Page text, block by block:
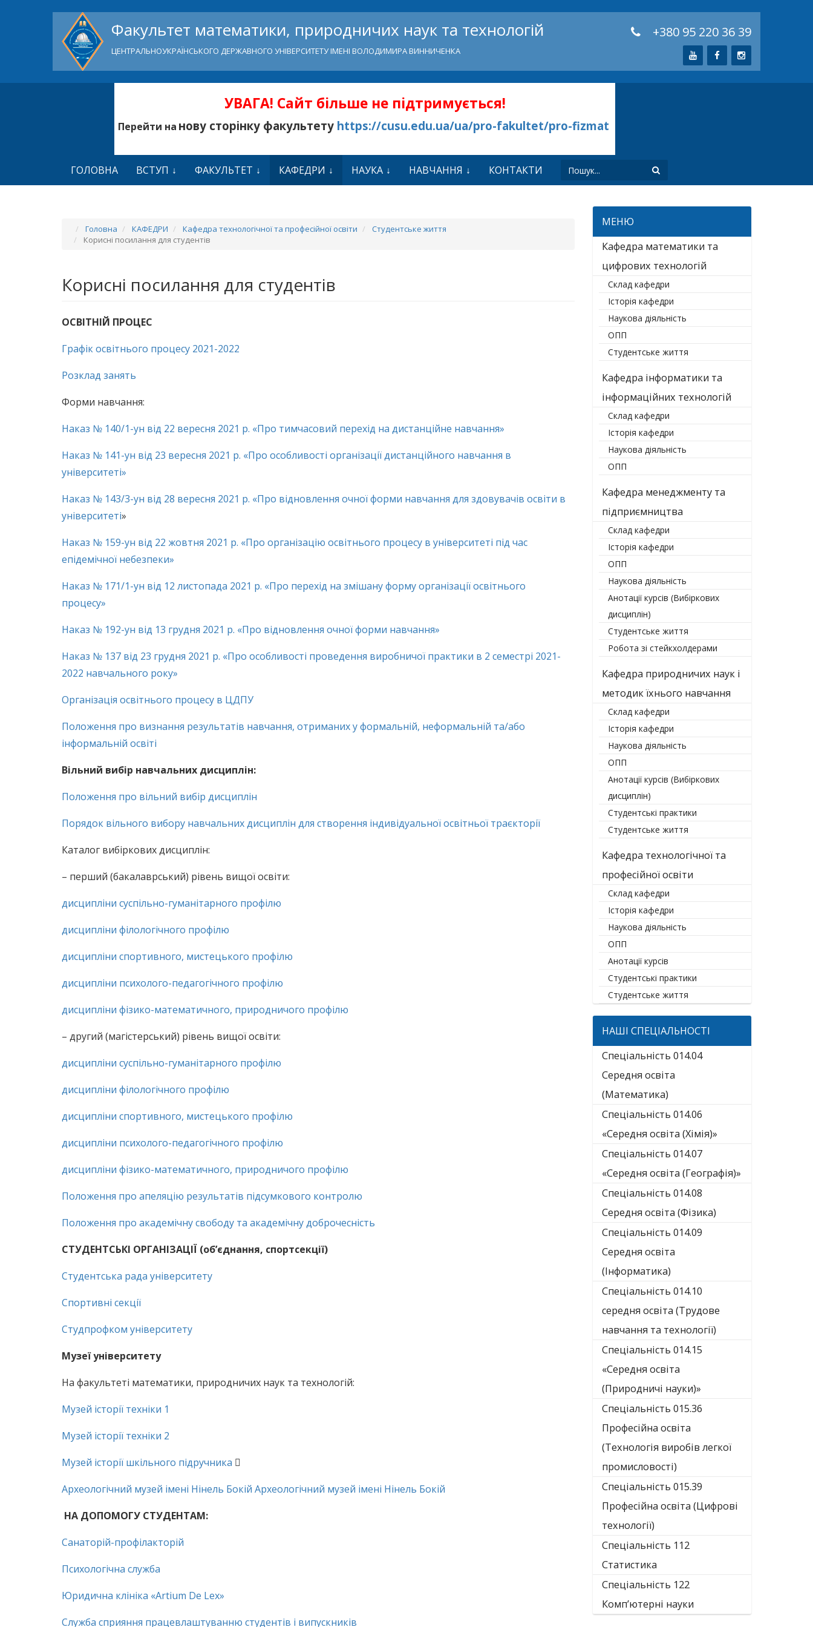
Факультет математики, природничих наук та технологій
ЦЕНТРАЛЬНОУКРАЇНСЬКОГО ДЕРЖАВНОГО УНІВЕРСИТЕТУ ІМЕНІ ВОЛОДИМИРА ВИННИЧЕНКА
+380 95 220 36 39
УВАГА! Сайт більше не підтримується!
Перейти на нову сторінку факультету https://cusu.edu.ua/ua/pro-fakultet/pro-fizmat
ГОЛОВНА ВСТУП ФАКУЛЬТЕТ КАФЕДРИ НАУКА НАВЧАННЯ КОНТАКТИ
Головна КАФЕДРИ Кафедра технологічної та професійної освіти
Студентське життя
Корисні посилання для студентів
Корисні посилання для студентів
ОСВІТНІЙ ПРОЦЕС
Графік освітнього процесу 2021-2022
Розклад занять
Форми навчання:
Наказ № 140/1-ун від 22 вересня 2021 р. «Про тимчасовий перехід на дистанційне навчання»
Наказ № 141-ун від 23 вересня 2021 р. «Про особливості організації дистанційного навчання в
університеті»
Наказ № 143/3-ун від 28 вересня 2021 р. «Про відновлення очної форми навчання для здовувачів освіти в
університеті»
Наказ № 159-ун від 22 жовтня 2021 р. «Про організацію освітнього процесу в університеті під час
епідемічної небезпеки»
Наказ № 171/1-ун від 12 листопада 2021 р. «Про перехід на змішану форму організації освітнього
процесу»
Наказ № 192-ун від 13 грудня 2021 р. «Про відновлення очної форми навчання»
Наказ № 137 від 23 грудня 2021 р. «Про особливості проведення виробничої практики в 2 семестрі 2021-
2022 навчального року»
Організація освітнього процесу в ЦДПУ
Положення про визнання результатів навчання, отриманих у формальній, неформальній та/або
інформальній освіті
Вільний вибір навчальних дисциплін:
Положення про вільний вибір дисциплін
Порядок вільного вибору навчальних дисциплін для створення індивідуальної освітньої траєкторії
Каталог вибіркових дисциплін:
– перший (бакалаврський) рівень вищої освіти:
дисципліни суспільно-гуманітарного профілю
дисципліни філологічного профілю
дисципліни спортивного, мистецького профілю
дисципліни психолого-педагогічного профілю
дисципліни фізико-математичного, природничого профілю
– другий (магістерський) рівень вищої освіти:
дисципліни суспільно-гуманітарного профілю
дисципліни філологічного профілю
дисципліни спортивного, мистецького профілю
дисципліни психолого-педагогічного профілю
дисципліни фізико-математичного, природничого профілю
Положення про апеляцію результатів підсумкового контролю
Положення про академічну свободу та академічну доброчесність
СТУДЕНТСЬКІ ОРГАНІЗАЦІЇ (об’єднання, спортсекції)
Студентська рада університету
Спортивні секції
Студпрофком університету
Музеї університету
На факультеті математики, природничих наук та технологій:
Музей історії техніки 1
Музей історії техніки 2
Музей історії шкільного підручника 
Археологічний музей імені Нінель Бокій Археологічний музей імені Нінель Бокій
НА ДОПОМОГУ СТУДЕНТАМ:
Санаторій-профілакторій
Психологічна служба
Юридична клініка «Аrtium De Lex»
Служба сприяння працевлаштуванню студентів і випускників
МЕНЮ
Кафедра математики та
цифрових технологій
Склад кафедри
Історія кафедри
Наукова діяльність
ОПП
Студентське життя
Кафедра інформатики та
інформаційних технологій
Склад кафедри
Історія кафедри
Наукова діяльність
ОПП
Кафедра менеджменту та
підприємництва
Склад кафедри
Історія кафедри
ОПП
Наукова діяльність
Анотації курсів (Вибіркових
дисциплін)
Студентське життя
Робота зі стейкхолдерами
Кафедра природничих наук і
методик їхнього навчання
Склад кафедри
Історія кафедри
Наукова діяльність
ОПП
Анотації курсів (Вибіркових
дисциплін)
Студентські практики
Студентське життя
Кафедра технологічної та
професійної освіти
Склад кафедри
Історія кафедри
Наукова діяльність
ОПП
Анотації курсів
Студентські практики
Студентське життя
НАШІ СПЕЦІАЛЬНОСТІ
Спеціальність 014.04
Середня освіта
(Математика)
Спеціальність 014.06
«Середня освіта (Хімія)»
Спеціальність 014.07
«Середня освіта (Географія)»
Спеціальність 014.08
Середня освіта (Фізика)
Спеціальність 014.09
Середня освіта
(Інформатика)
Спеціальність 014.10
середня освіта (Трудове
навчання та технології)
Спеціальність 014.15
«Середня освіта
(Природничі науки)»
Спеціальність 015.36
Професійна освіта
(Технологія виробів легкої
промисловості)
Спеціальність 015.39
Професійна освіта (Цифрові
технології)
Спеціальність 112
Статистика
Спеціальність 122
Комп’ютерні науки